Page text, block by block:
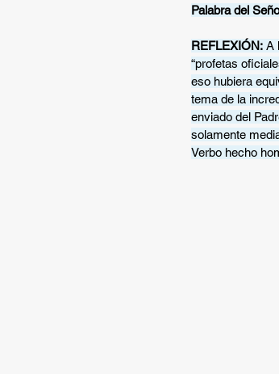
Palabra del
REFLEXIÓN: A
“profetas
eso hubiera
tema de la
enviado del
solamente
Verbo hecho